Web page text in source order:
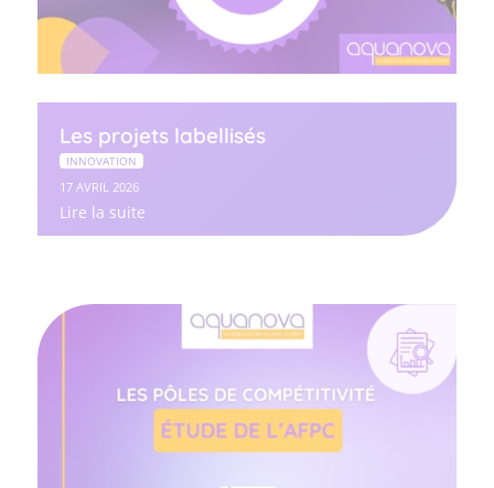
Les projets labellisés
INNOVATION
17 AVRIL 2026
Lire la suite